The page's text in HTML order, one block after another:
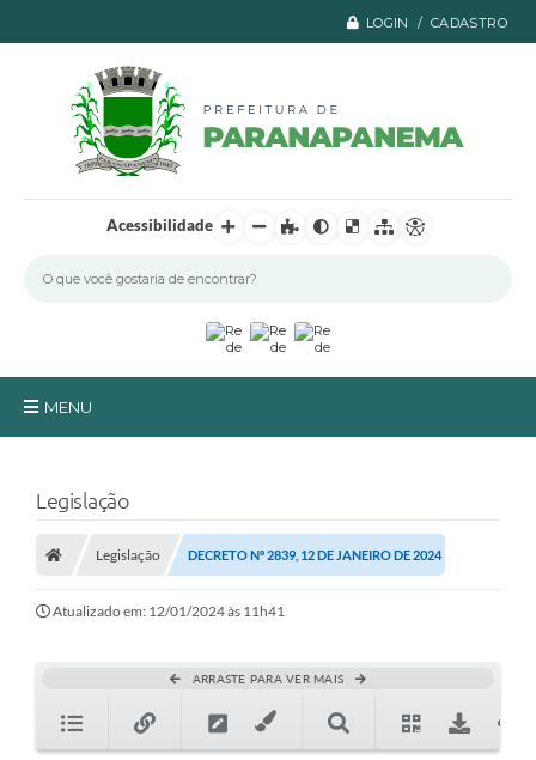
LOGIN / CADASTRO
Acessibilidade
MENU
A Prefeitura
Turismo
Transparência
Fale Conosco
Legislação
Legislação DECRETO Nº 2839, 12 DE JANEIRO DE 2024
Atualizado em: 12/01/2024 às 11h41
ARRASTE PARA VER MAIS